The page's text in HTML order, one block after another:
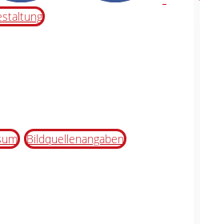
Bildquellenangaben